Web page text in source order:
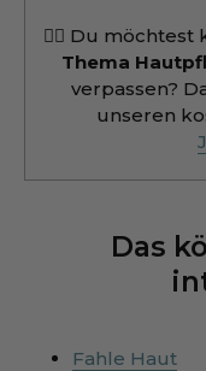
👉🏻 Du möchtest
Thema
verpassen?
unseren
Das
Fahle Haut